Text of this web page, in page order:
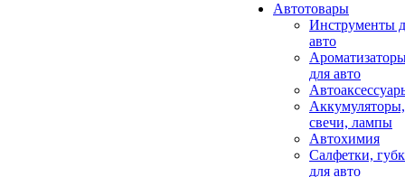
Автотовары
Инструменты
авто
для авто
Аккумуляторы,
свечи, лампы
Автохимия
Салфетки,
для авто